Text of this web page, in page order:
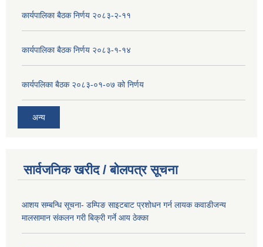
कार्यपालिका बैठक निर्णय २०८३-२-११
कार्यपालिका बैठक निर्णय २०८३-१-१४
कार्यपलिका बैठक २०८३-०१-०७ को निर्णय
अन्य
सार्वजनिक खरीद / बोलपत्र सूचना
आशय सम्बन्धि सूचना- डम्पिङ साइटबाट प्रशोधन गर्न लायक कवाडीजन्य
मालसामान संकलन गरी बिक्री गर्ने आय ठेक्का